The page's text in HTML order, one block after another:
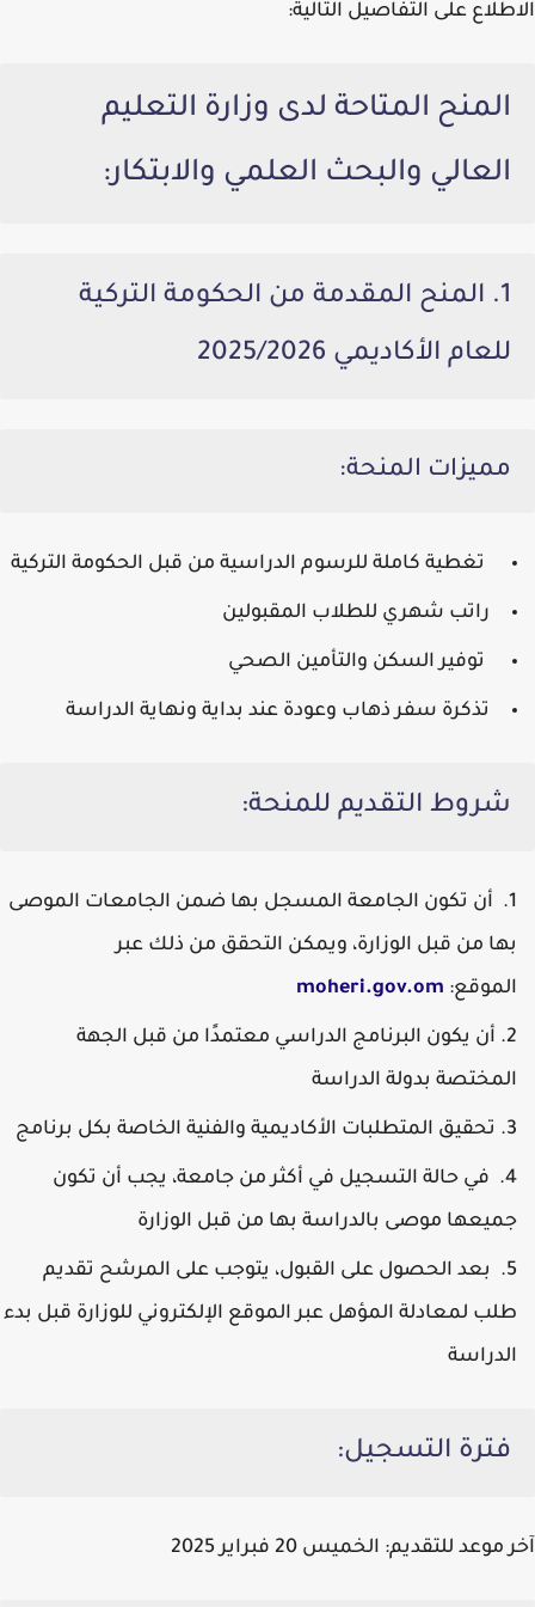
الاطلاع على التفاصيل التالية:
المنح المتاحة لدى وزارة التعليم
العالي والبحث العلمي والابتكار:
1. المنح المقدمة من الحكومة التركية
للعام الأكاديمي 2025/2026
مميزات المنحة:
تغطية كاملة للرسوم الدراسية من قبل الحكومة التركية
راتب شهري للطلاب المقبولين
توفير السكن والتأمين الصحي
تذكرة سفر ذهاب وعودة عند بداية ونهاية الدراسة
شروط التقديم للمنحة:
أن تكون الجامعة المسجل بها ضمن الجامعات الموصى
بها من قبل الوزارة، ويمكن التحقق من ذلك عبر
الموقع: moheri.gov.om
أن يكون البرنامج الدراسي معتمدًا من قبل الجهة
المختصة بدولة الدراسة
تحقيق المتطلبات الأكاديمية والفنية الخاصة بكل برنامج
في حالة التسجيل في أكثر من جامعة، يجب أن تكون
جميعها موصى بالدراسة بها من قبل الوزارة
بعد الحصول على القبول، يتوجب على المرشح تقديم
طلب لمعادلة المؤهل عبر الموقع الإلكتروني للوزارة قبل بدء
الدراسة
فترة التسجيل:
آخر موعد للتقديم: الخميس 20 فبراير 2025